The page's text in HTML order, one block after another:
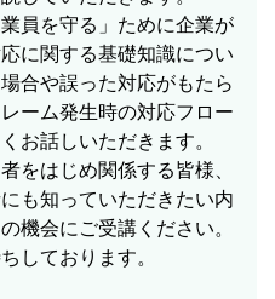
員を守る」ために企業が
に関する基礎知識につい
合や誤った対応がもたら
ーム発生時の対応フロー
お話しいただきます。
をはじめ関係する皆様、
も知っていただきたい内
機会にご受講ください。
しております。